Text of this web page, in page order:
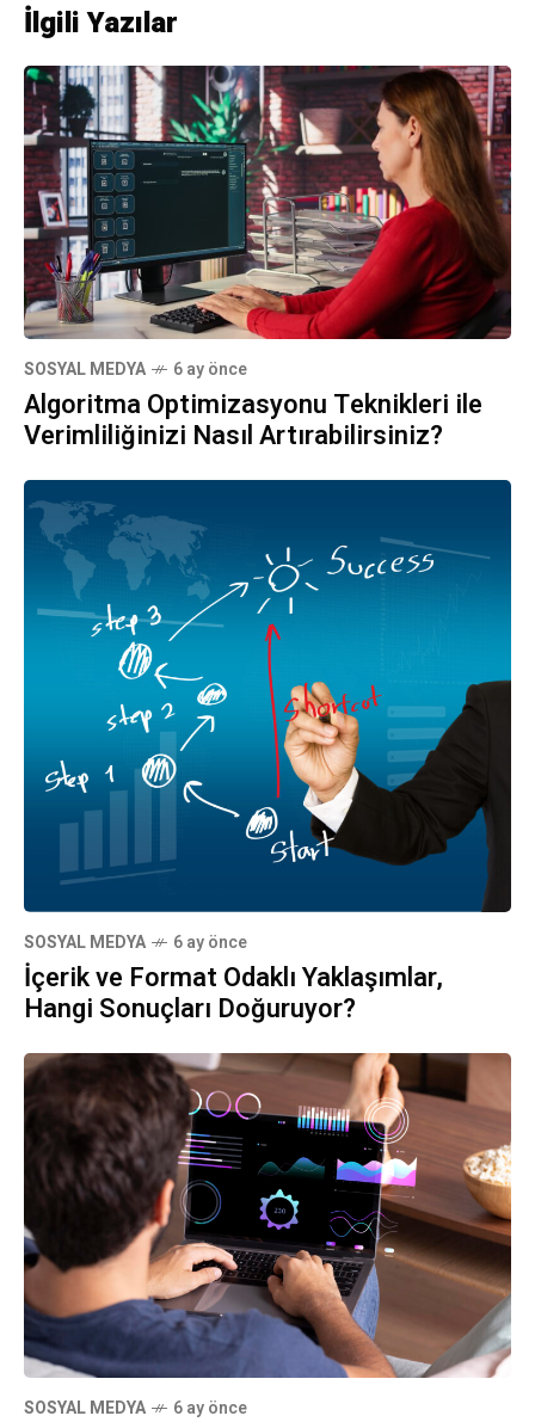
İlgili Yazılar
SOSYAL MEDYA 6 ay önce
Algoritma Optimizasyonu Teknikleri ile
Verimliliğinizi Nasıl Artırabilirsiniz?
SOSYAL MEDYA 6 ay önce
İçerik ve Format Odaklı Yaklaşımlar,
Hangi Sonuçları Doğuruyor?
SOSYAL MEDYA 6 ay önce